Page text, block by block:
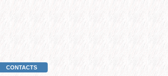
CONTACTS